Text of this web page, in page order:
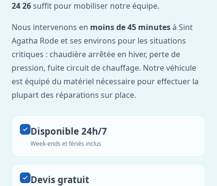
24 26 suffit pour mobiliser notre équipe.
Nous intervenons en moins de 45 minutesà Sint
Agatha Rode et ses environs pour les situations
critiques : chaudière arrêtée en hiver, perte de
pression, fuite circuit de chauffage. Notre véhicule
est équipé du matériel nécessaire pour effectuer la
plupart des réparations sur place.
Disponible 24h/7
Week-ends et fériés inclus
Devis gratuit